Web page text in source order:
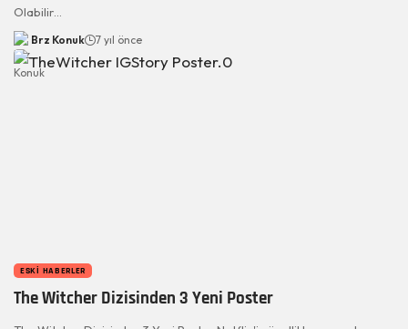
Olabilir…
Brz Konuk 7 yıl önce
ESKI HABERLER
The Witcher Dizisinden 3 Yeni Poster